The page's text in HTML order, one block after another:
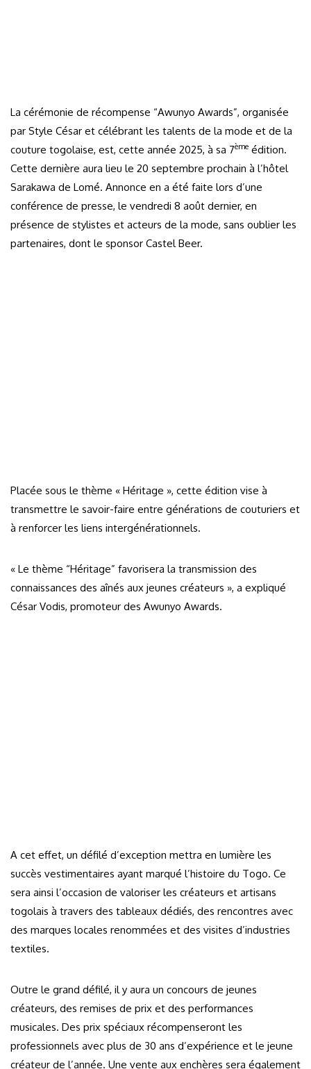
La cérémonie de récompense “Awunyo Awards”, organisée
par Style César et célébrant les talents de la mode et de la
couture togolaise, est, cette année 2025, à sa 7ème édition.
Cette dernière aura lieu le 20 septembre prochain à l’hôtel
Sarakawa de Lomé. Annonce en a été faite lors d’une
conférence de presse, le vendredi 8 août dernier, en
présence de stylistes et acteurs de la mode, sans oublier les
partenaires, dont le sponsor Castel Beer.
Placée sous le thème « Héritage », cette édition vise à
transmettre le savoir-faire entre générations de couturiers et
à renforcer les liens intergénérationnels.
« Le thème “Héritage” favorisera la transmission des
connaissances des aînés aux jeunes créateurs », a expliqué
César Vodis, promoteur des Awunyo Awards.
A cet effet, un défilé d’exception mettra en lumière les
succès vestimentaires ayant marqué l’histoire du Togo. Ce
sera ainsi l’occasion de valoriser les créateurs et artisans
togolais à travers des tableaux dédiés, des rencontres avec
des marques locales renommées et des visites d’industries
textiles.
Outre le grand défilé, il y aura un concours de jeunes
créateurs, des remises de prix et des performances
musicales. Des prix spéciaux récompenseront les
professionnels avec plus de 30 ans d’expérience et le jeune
créateur de l’année. Une vente aux enchères sera également